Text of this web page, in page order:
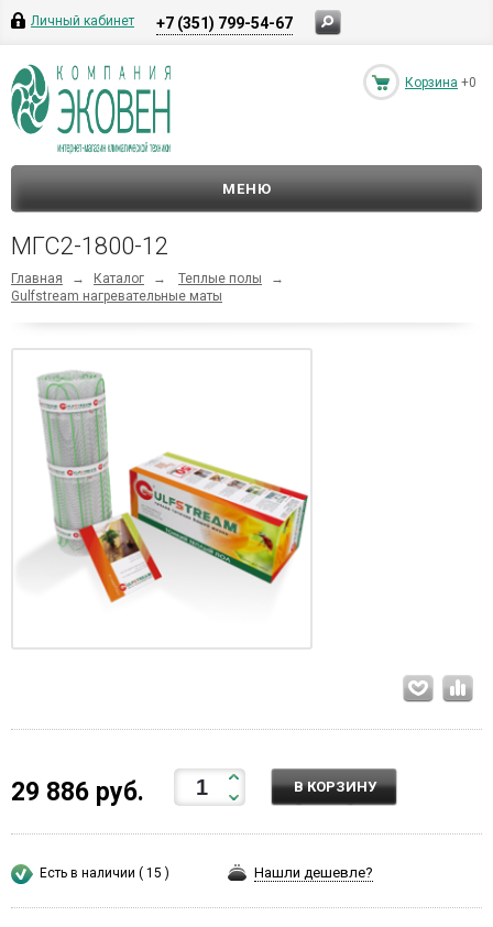
Личный кабинет +7 (351) 799-54-67
Корзина +0
МЕНЮ
МГС2-1800-12
Главная → Каталог → Теплые полы
→
Gulfstream нагревательные маты
29 886 руб. В КОРЗИНУ
Есть в наличии ( 15 ) Нашли дешевле?